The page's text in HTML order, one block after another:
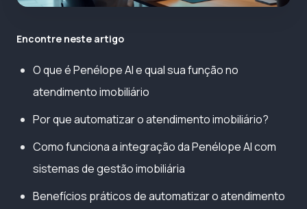
Encontre neste artigo
O que é Penélope AI e qual sua função no
atendimento imobiliário
Por que automatizar o atendimento imobiliário?
Como funciona a integração da Penélope AI com
sistemas de gestão imobiliária
Benefícios práticos de automatizar o atendimento